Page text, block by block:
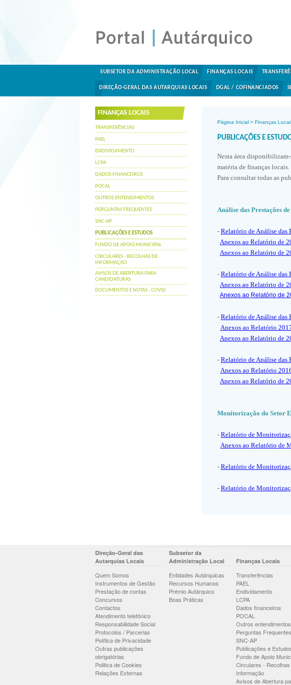
SUBSETOR DA ADMINISTRAÇÃO LOCAL FINANÇAS LOCAIS
DIREÇÃO-GERAL DAS AUTARQUIAS LOCAIS DGAL / COFINANCIADOS
FINANÇAS LOCAIS
TRANSFERÊNCIAS
PAEL
ENDIVIDAMENTO
LCPA
DADOS FINANCEIROS
POCAL
OUTROS ENTENDIMENTOS
PERGUNTAS FREQUENTES
SNC-AP
PUBLICAÇÕES E ESTUDOS
FUNDO DE APOIO MUNICIPAL
CIRCULARES - RECOLHAS DE
INFORMAÇÃO
AVISOS DE ABERTURA PARA
CANDIDATURAS
DOCUMENTOS E NOTAS - COVID
Página Inicial > Finanças
PUBLICAÇÕES E
Nesta área
matéria de finanças locais.
Para consultar todas as
Análise das Prestações
- Relatório de Análise das
Anexos ao Relatório de
Anexos ao Relatório de
- Relatório de Análise das
Anexos ao Relatório de
Anexos ao Relatório de
- Relatório de Análise das
Anexos ao Relatório
Anexos ao Relatório de
- Relatório de Análise das
Anexos ao Relatório
Anexos ao Relatório de
Monitorização do Setor
- Relatório de
Anexos ao Relatório de
- Relatório de
- Relatório de
Direção-Geral das
Autarquias Locais
Quem Somos
Instrumentos de Gestão
Prestação de contas
Concursos
Contactos
Atendimento telefónico
Responsabilidade Social
Protocolos / Parcerias
Política de Privacidade
Outras publicações
obrigatórias
Politica de Cookies
Relações Externas
Subsetor da
Administração Local
Entidades Autárquicas
Recursos Humanos
Prémio Autárquico
Boas Práticas
Finanças Locais
Transferências
PAEL
Endividamento
LCPA
Dados financeiros
POCAL
Outros entendimentos
Perguntas Frequentes
SNC-AP
Publicações e
Fundo de Apoio
Circulares -
Informação
Avisos de Abertura